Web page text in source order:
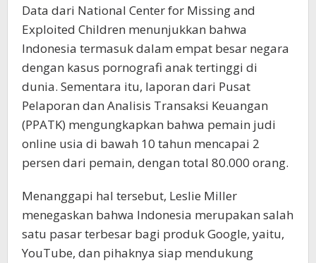
Data dari National Center for Missing and
Exploited Children menunjukkan bahwa
Indonesia termasuk dalam empat besar negara
dengan kasus pornografi anak tertinggi di
dunia. Sementara itu, laporan dari Pusat
Pelaporan dan Analisis Transaksi Keuangan
(PPATK) mengungkapkan bahwa pemain judi
online usia di bawah 10 tahun mencapai 2
persen dari pemain, dengan total 80.000 orang.
Menanggapi hal tersebut, Leslie Miller
menegaskan bahwa Indonesia merupakan salah
satu pasar terbesar bagi produk Google, yaitu,
YouTube, dan pihaknya siap mendukung